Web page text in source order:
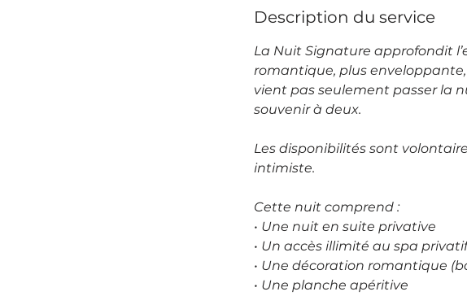
Description du service
La Nuit Signature approfondit
romantique, plus enveloppante,
vient pas seulement passer la
souvenir à deux.
Les disponibilités sont
intimiste.
Cette nuit comprend :
• Une nuit en suite privative
• Un accès illimité au spa
• Une décoration romantique
• Une planche apéritive